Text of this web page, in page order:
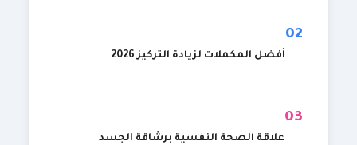
02
أفضل المكملات لزيادة التركيز 2026
03
علاقة الصحة النفسية برشاقة الجسد